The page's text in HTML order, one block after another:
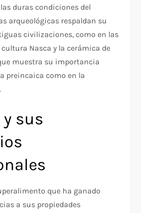
duras condiciones del
arqueológicas respaldan su
civilizaciones, como en las
Nasca y la cerámica de
muestra su importancia
preincaica como en la
y sus
que ha ganado
a sus propiedades